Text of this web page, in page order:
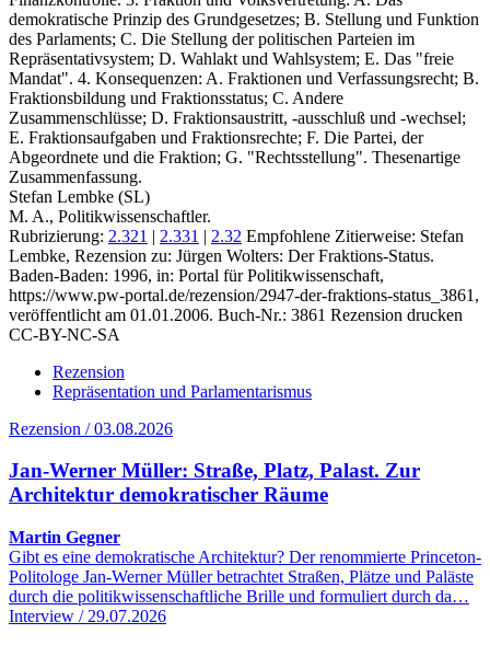
demokratische Prinzip des Grundgesetzes; B. Stellung und Funktion
des Parlaments; C. Die Stellung der politischen Parteien im
Repräsentativsystem; D. Wahlakt und Wahlsystem; E. Das "freie
Mandat". 4. Konsequenzen: A. Fraktionen und Verfassungsrecht; B.
Fraktionsbildung und Fraktionsstatus; C. Andere
Zusammenschlüsse; D. Fraktionsaustritt, -ausschluß und -wechsel;
E. Fraktionsaufgaben und Fraktionsrechte; F. Die Partei, der
Abgeordnete und die Fraktion; G. "Rechtsstellung". Thesenartige
Zusammenfassung.
Stefan Lembke (SL)
M. A., Politikwissenschaftler.
Rubrizierung: 2.321 | 2.331 | 2.32 Empfohlene Zitierweise: Stefan
Lembke, Rezension zu: Jürgen Wolters: Der Fraktions-Status.
Baden-Baden: 1996, in: Portal für Politikwissenschaft,
https://www.pw-portal.de/rezension/2947-der-fraktions-status_3861,
veröffentlicht am 01.01.2006. Buch-Nr.: 3861 Rezension drucken
CC-BY-NC-SA
Rezension
Repräsentation und Parlamentarismus
Rezension / 03.08.2026
Jan-Werner Müller: Straße, Platz, Palast. Zur
Architektur demokratischer Räume
Martin Gegner
Gibt es eine demokratische Architektur? Der renommierte Princeton-
Politologe Jan-Werner Müller betrachtet Straßen, Plätze und Paläste
durch die politikwissenschaftliche Brille und formuliert durch da…
Interview / 29.07.2026